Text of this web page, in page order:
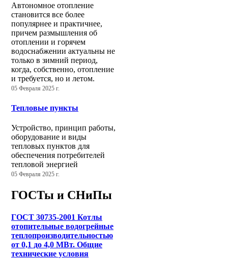
Автономное отопление
становится все более
популярнее и практичнее,
причем размышления об
отоплении и горячем
водоснабжении актуальны не
только в зимний период,
когда, собственно, отопление
и требуется, но и летом.
05 Февраля 2025 г.
Тепловые пункты
Устройство, принцип работы,
оборудование и виды
тепловых пунктов для
обеспечения потребителей
тепловой энергией
05 Февраля 2025 г.
ГОСТы и СНиПы
ГОСТ 30735-2001 Котлы
отопительные водогрейные
теплопроизводительностью
от 0,1 до 4,0 МВт. Общие
технические условия